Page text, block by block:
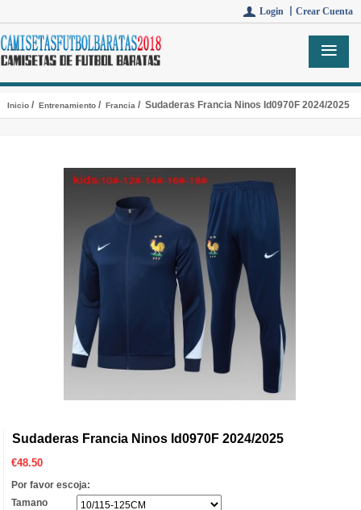
Login 丨 Crear Cuenta
Inicio/ Entrenamiento/ Francia/ Sudaderas Francia Ninos Id0970F 2024/2025
Sudaderas Francia Ninos Id0970F 2024/2025
€48.50
Por favor escoja:
Tamano